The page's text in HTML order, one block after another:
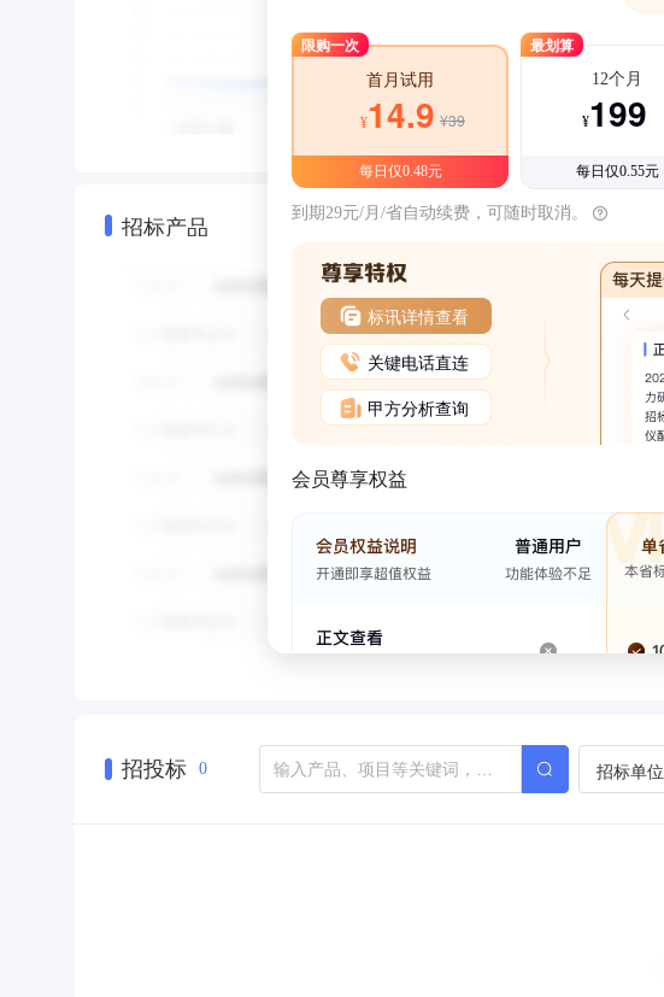
招标产品
限购一次
首月试用
¥14.9 ¥39
每日仅0.48元
最划算
12个月
¥199
每日仅0.55元
到期29元/月/省自动续费，可随时取消。
标讯详情查看
关键电话直连
甲方分析查询
会员尊享权益
招投标 0 招标单位